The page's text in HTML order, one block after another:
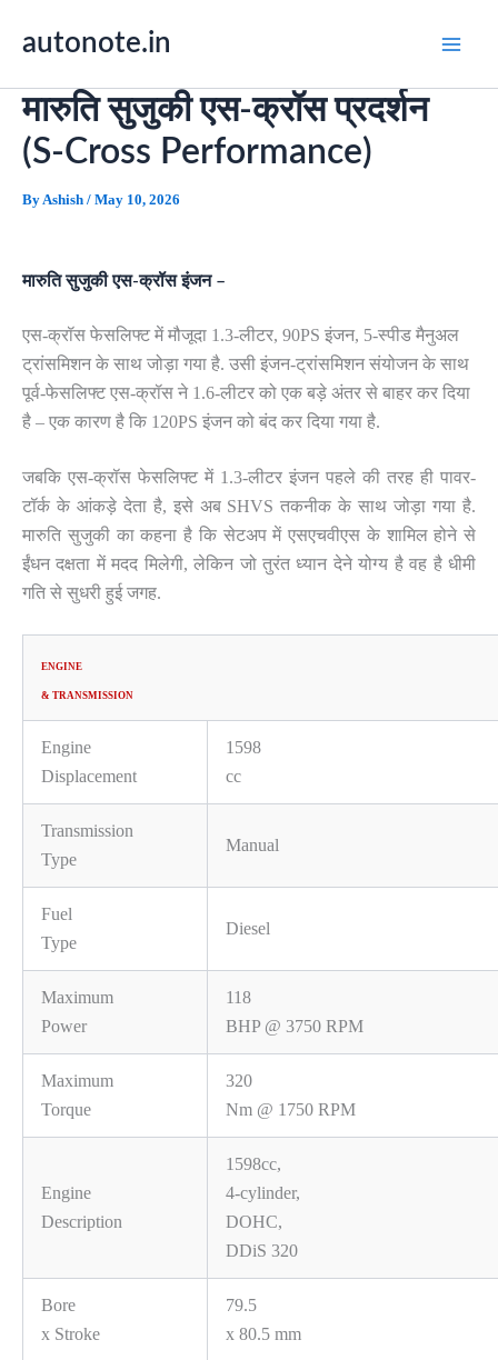
autonote.in
मारुति सुजुकी एस-क्रॉस प्रदर्शन
(S-Cross Performance)
ByAshish / May 10, 2026
मारुति सुजुकी एस-क्रॉसइंजन –
एस-क्रॉस फेसलिफ्ट में मौजूदा 1.3-लीटर, 90PS इंजन, 5-स्पीड मैनुअल
ट्रांसमिशन के साथ जोड़ा गया है. उसी इंजन-ट्रांसमिशन संयोजन के साथ
पूर्व-फेसलिफ्ट एस-क्रॉस ने 1.6-लीटर को एक बड़े अंतर से बाहर कर दिया
है – एक कारण है कि 120PS इंजन को बंद कर दिया गया है.
जबकि एस-क्रॉस फेसलिफ्ट में 1.3-लीटर इंजन पहले की तरह ही पावर-
टॉर्क के आंकड़े देता है, इसे अब SHVS तकनीक के साथ जोड़ा गया है.
मारुति सुजुकी का कहना है कि सेटअप में एसएचवीएस के शामिल होने से
ईंधन दक्षता में मदद मिलेगी, लेकिन जो तुरंत ध्यान देने योग्य है वह है धीमी
गति से सुधरी हुई जगह.
ENGINE
& TRANSMISSION
Engine
Displacement
1598
cc
Transmission
Type
Manual
Fuel
Type
Diesel
Maximum
Power
118
BHP @ 3750 RPM
Maximum
Torque
320
Nm @ 1750 RPM
Engine
Description
1598cc,
4-cylinder,
DOHC,
DDiS 320
Bore
x Stroke
79.5
x 80.5 mm